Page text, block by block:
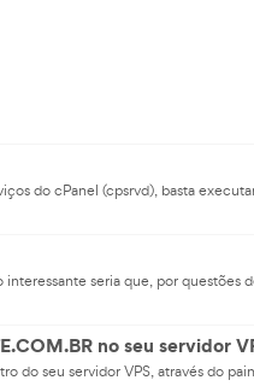
do cPanel (cpsrvd), basta
seria que, por questões
no seu servidor
do seu servidor VPS, através do